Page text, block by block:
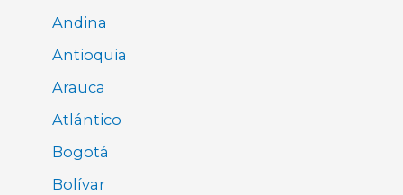
Andina
Antioquia
Arauca
Atlántico
Bogotá
Bolívar